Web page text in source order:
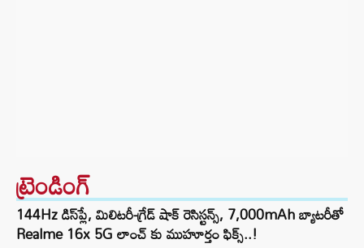
ట్రెండింగ్‌
144Hz డిస్‌ప్లే, మిలిటరీ-గ్రేడ్ షాక్ రెసిస్టన్స్, 7,000mAh బ్యాటరీతో
Realme 16x 5G లాంచ్ కు ముహూర్తం ఫిక్స్..!